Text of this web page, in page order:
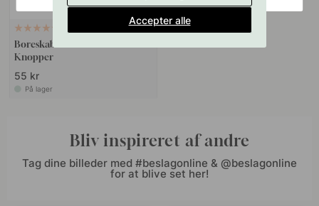
Boreskabelonen til Greb &
Knopper
55 kr
På lager
Bliv inspireret af andre
Tag dine billeder med #beslagonline & @beslagonline
for at blive set her!
Accepter alle